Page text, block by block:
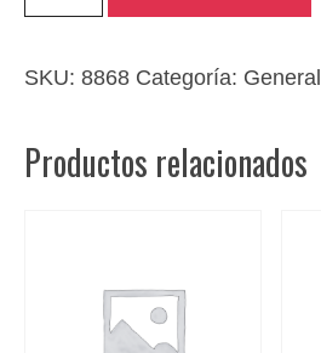
/
cantidad
SKU: 8868 Categoría: General
Productos relacionados